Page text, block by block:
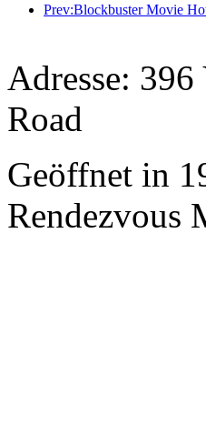
Adresse:
Road
Geöffnet in
Rendezvous